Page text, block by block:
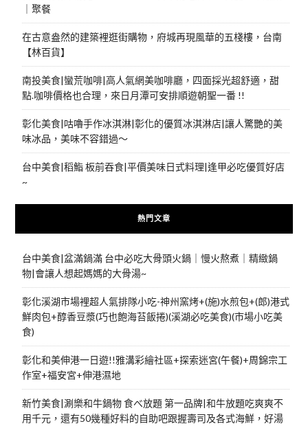
｜聚餐
在古意盎然的建築裡逛街購物，府城再現風華的五棧樓，台南
【林百貨】
南投美食|蠻荒咖啡|高人氣網美咖啡廳，四面採光超舒適，甜
點.咖啡價格也合理，來日月潭可安排順遊朝聖一番 !!
彰化美食|咕嚕手作冰淇淋|彰化的優質冰淇淋店|讓人驚艷的美
味冰品，美味不容錯過～
台中美食|稻鮨 板前吞食|平價美味日式料理|逢甲必吃優質好店
~
熱門文章
台中美食|盆滿鍋滿 台中必吃大骨頭火鍋｜慢火熬煮｜精緻鍋
物|會讓人想起媽媽的大骨湯~
彰化溪湖市場裡超人氣排隊小吃-神州窯烤+(施)水煎包+(郎)港式
鮮肉包+醇香豆漿(巧也飽海苔飯捲)(溪湖必吃美食)(市場小吃美
食)
彰化和美伸港一日遊!!雅溝彩繪社區+探索迷宮(午餐)+周錦宗工
作室+福安宮+伸港濕地
新竹美食|涮樂和牛鍋物 食べ放題 第一品牌|和牛放題吃爽爽不
用千元，還有50幾種好料的自助吧跟握壽司及各式海鮮，好湯